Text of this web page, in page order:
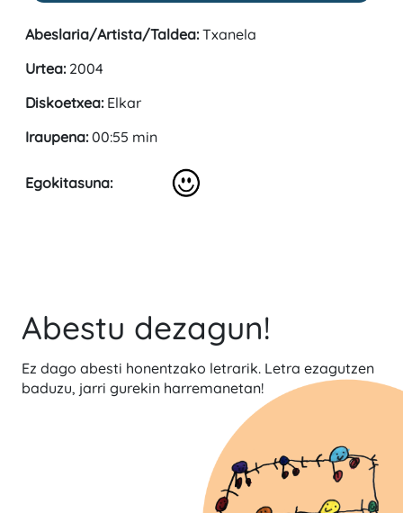
Abeslaria/Artista/Taldea:Txanela
Urtea:2004
Diskoetxea:Elkar
Iraupena:00:55 min
Egokitasuna:
Abestu dezagun!
Ez dago abesti honentzako letrarik. Letra ezagutzen
baduzu, jarri gurekin harremanetan!